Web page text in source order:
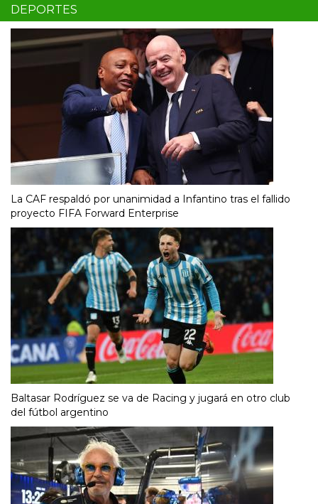
DEPORTES
La CAF respaldó por unanimidad a Infantino tras el fallido
proyecto FIFA Forward Enterprise
Baltasar Rodríguez se va de Racing y jugará en otro club
del fútbol argentino